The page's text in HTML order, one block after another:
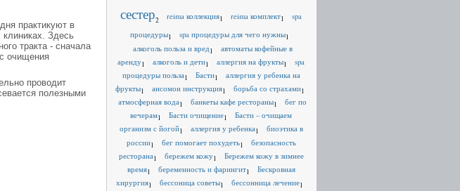
практикуют в
клиниках. Здесь
тракта - сначала
очищения
проводит
полезными
сестер2 reima коллекция1 reima комплект1
spa
процедуры1 spa процедуры для чего нужны1
алкоголь польза и вред1
автоматы кофейные в
аренду1 алкоголь и дети1 аллергия на фрукты1
spa
процедуры польза1 Басти1
аллергия у ребенка на
фрукты1 ансомон инструкция1 борьба со страхами1
атмосферная вода1 банкеты кафе рестораны1
бег по
вечерам1 Басти очищение1
Басти – очищаем
организм с йогой1 аллергия у ребенка1
биоэтика в
россии1 бег помогает похудеть1
безопасность
ресторана1 бережем кожу1
Бережем кожу в зимнее
время1 беременность и фарингит1
Бескровная
хирургия1 бессоница советы1 бессонница лечение1